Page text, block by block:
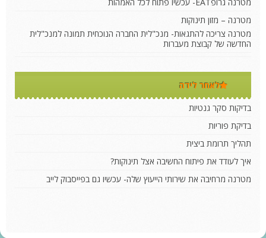
מטרנה – מזון תינוקות
מטרנה צריכה להתגאות- מנכ"לית החברה הנוכחית תמונה למנכ"לית
החדשה של קבוצת מעברות
לאחר לידה
בדיקות סקר גנטיות
בדיקת פוריות
תהליך תרומת ביצית
איך לעודד את פיתוח החשיבה אצל תינוקות?
מטרנה מרחיבה את שירותי הייעוץ שלה- עכשיו גם בפייסבוק לייב